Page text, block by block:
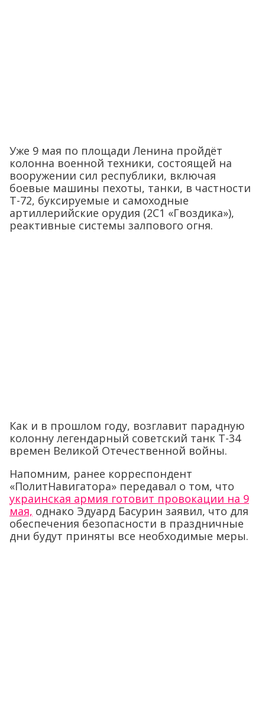
Уже 9 мая по площади Ленина пройдёт
колонна военной техники, состоящей на
вооружении сил республики, включая
боевые машины пехоты, танки, в частности
Т-72, буксируемые и самоходные
артиллерийские орудия (2С1 «Гвоздика»),
реактивные системы залпового огня.
Как и в прошлом году, возглавит парадную
колонну легендарный советский танк Т-34
времен Великой Отечественной войны.
Напомним, ранее корреспондент
«ПолитНавигатора» передавал о том, что
украинская армия готовит провокации на 9
мая, однако Эдуард Басурин заявил, что для
обеспечения безопасности в праздничные
дни будут приняты все необходимые меры.